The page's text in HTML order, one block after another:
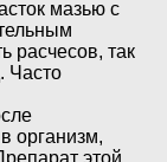
мазью с
расчесов, так
Часто
организм,
этой